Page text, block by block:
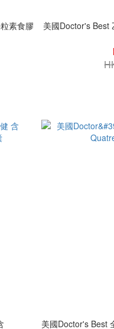
素食膠
美國Doctor's Best
美國Doctor's Best